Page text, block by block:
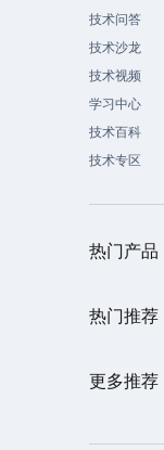
技术问答
技术沙龙
技术视频
学习中心
技术百科
技术专区
热门产品
热门推荐
更多推荐